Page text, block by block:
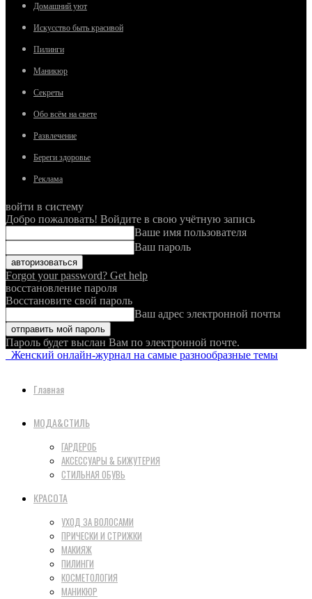
Домашний уют
Искусство быть красивой
Пилинги
Маникюр
Секреты
Обо всём на свете
Развлечение
Береги здоровье
Реклама
войти в систему
Добро пожаловать! Войдите в свою учётную запись
Ваше имя пользователя
Ваш пароль
Forgot your password? Get help
восстановление пароля
Восстановите свой пароль
Ваш адрес электронной почты
Пароль будет выслан Вам по электронной почте.
Женский онлайн-журнал на самые разнообразные темы
Главная
МОДА&СТИЛЬ
ГАРДЕРОБ
АКСЕССУАРЫ & БИЖУТЕРИЯ
СТИЛЬНАЯ ОБУВЬ
КРАСОТА
УХОД ЗА ВОЛОСАМИ
ПРИЧЕСКИ И СТРИЖКИ
МАКИЯЖ
ПИЛИНГИ
КОСМЕТОЛОГИЯ
МАНИКЮР